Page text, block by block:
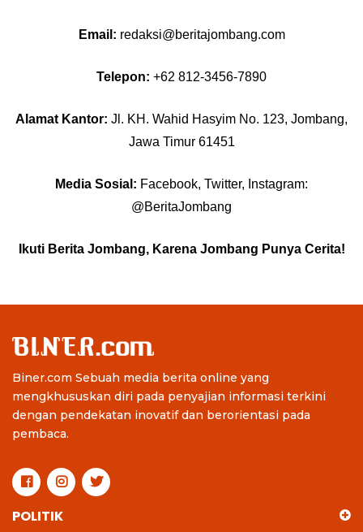
Email: redaksi@beritajombang.com
Telepon: +62 812-3456-7890
Alamat Kantor: Jl. KH. Wahid Hasyim No. 123, Jombang,
Jawa Timur 61451
Media Sosial: Facebook, Twitter, Instagram:
@BeritaJombang
Ikuti Berita Jombang, Karena Jombang Punya Cerita!
Biner.com Sebuah media berita online yang
mengkhususkan diri pada penyajian informasi terkini
dengan pendekatan inovatif dan berorientasi pada
pembaca.
POLITIK